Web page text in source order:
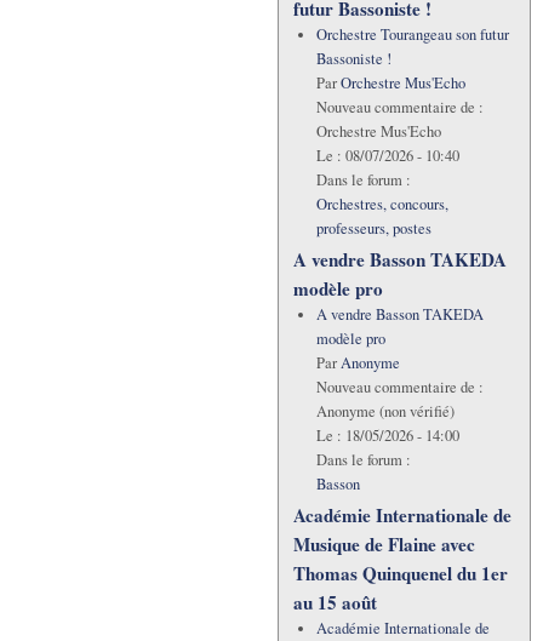
futur Bassoniste !
Orchestre Tourangeau son futur
Bassoniste !
ParOrchestre Mus'Echo
Nouveau commentaire de :
Orchestre Mus'Echo
Le : 08/07/2026 - 10:40
Dans le forum :
Orchestres, concours,
professeurs, postes
A vendre Basson TAKEDA
modèle pro
A vendre Basson TAKEDA
modèle pro
ParAnonyme
Nouveau commentaire de :
Anonyme (non vérifié)
Le : 18/05/2026 - 14:00
Dans le forum :
Basson
Académie Internationale de
Musique de Flaine avec
Thomas Quinquenel du 1er
au 15 août
Académie Internationale de